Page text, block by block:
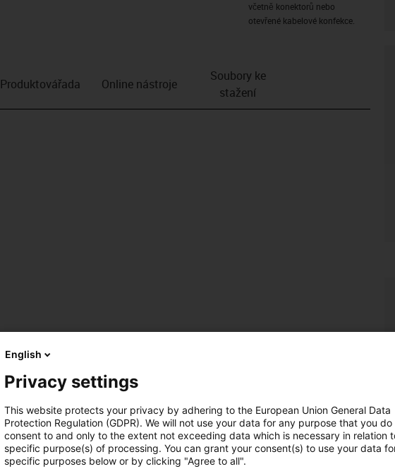
včetně konektorů nebo
otevřené kabelové konfekce.
Produktová­řada Online nástroje
Soubory ke
stažení
English
Privacy settings
This website protects your privacy by adhering to the European Union General Data
Protection Regulation (GDPR). We will not use your data for any purpose that you do
consent to and only to the extent not exceeding data which is necessary in relation
specific purpose(s) of processing. You can grant your consent(s) to use your data
specific purposes below or by clicking "Agree to all".